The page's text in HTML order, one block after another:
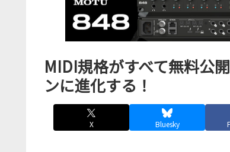
MIDI規格がすべて無料公
ンに進化する！
X Bluesky